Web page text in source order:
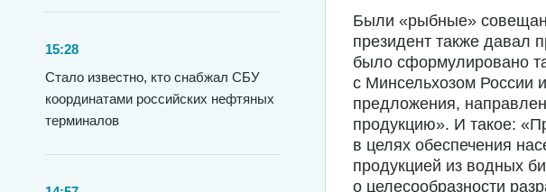
15:28
Стало известно, кто снабжал СБУ
координатами российских нефтяных
терминалов
Были «рыбные»
президент также давал
было сформулировано
с Минсельхозом России
предложения,
продукцию». И такое:
в целях обеспечения
продукцией из водных
о целесообразности